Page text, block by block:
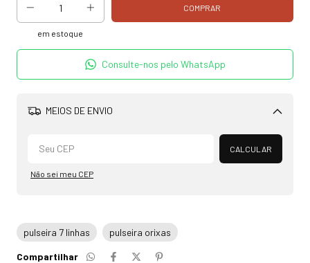
em estoque
Consulte-nos pelo WhatsApp
MEIOS DE ENVIO
Alterar CEP
CALCULAR
Não sei meu CEP
pulseira 7 linhas pulseira orixas
Compartilhar